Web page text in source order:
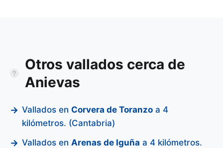
Otros vallados cerca de
Anievas
Vallados en Corvera de Toranzo a 4
kilómetros. (Cantabria)
Vallados en Arenas de Iguña a 4 kilómetros.